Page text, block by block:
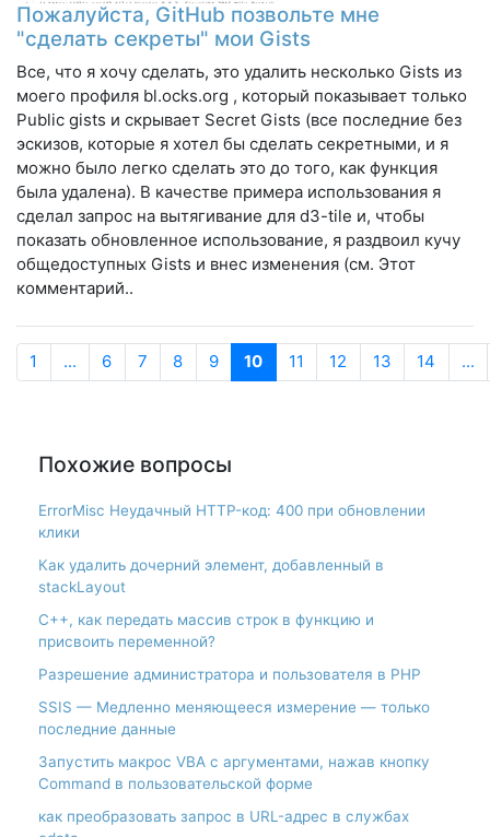
Пожалуйста, GitHub позвольте мне
"сделать секреты" мои Gists
Все, что я хочу сделать, это удалить несколько Gists из
моего профиля bl.ocks.org , который показывает только
Public gists и скрывает Secret Gists (все последние без
эскизов, которые я хотел бы сделать секретными, и я
можно было легко сделать это до того, как функция
была удалена). В качестве примера использования я
сделал запрос на вытягивание для d3-tile и, чтобы
показать обновленное использование, я раздвоил кучу
общедоступных Gists и внес изменения (см. Этот
комментарий..
1 ... 6 7 8 9 10 11 12 13 14 ...
Похожие вопросы
ErrorMisc Неудачный HTTP-код: 400 при обновлении
клики
Как удалить дочерний элемент, добавленный в
stackLayout
С++, как передать массив строк в функцию и
присвоить переменной?
Разрешение администратора и пользователя в PHP
SSIS — Медленно меняющееся измерение — только
последние данные
Запустить макрос VBA с аргументами, нажав кнопку
Command в пользовательской форме
как преобразовать запрос в URL-адрес в службах